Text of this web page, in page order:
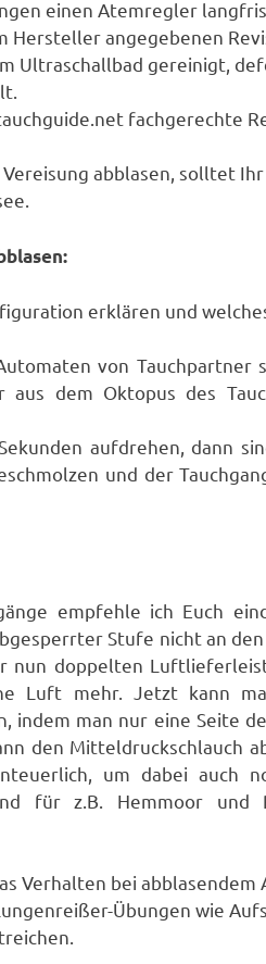
einen Atemregler
Hersteller angegebenen
Ultraschallbad gereinigt,
fachgerechte
abblasen, solltet
erklären und
von Tauchpartner
dem Oktopus des
aufdrehen, dann
und der
empfehle ich Euch
Stufe nicht an
nun doppelten
Luft mehr. Jetzt kann
indem man nur eine Seite
den Mitteldruckschlauch
um dabei auch
für z.B. Hemmoor und
Verhalten bei
Übungen wie